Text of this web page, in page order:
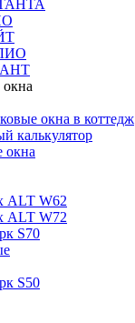
окна в коттедж
калькулятор
ALT W62
ALT W72
S70
S50